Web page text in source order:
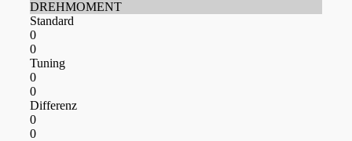
DREHMOMENT
Standard
0
0
Tuning
0
0
Differenz
0
0